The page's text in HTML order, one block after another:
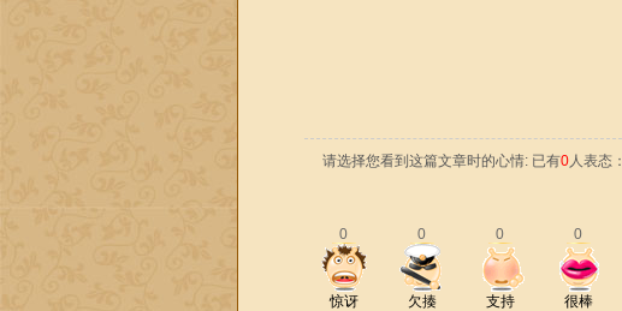
请选择您看到这篇文章时的心情: 已有0人表态：
0 0 0 0
惊讶 欠揍 支持 很棒